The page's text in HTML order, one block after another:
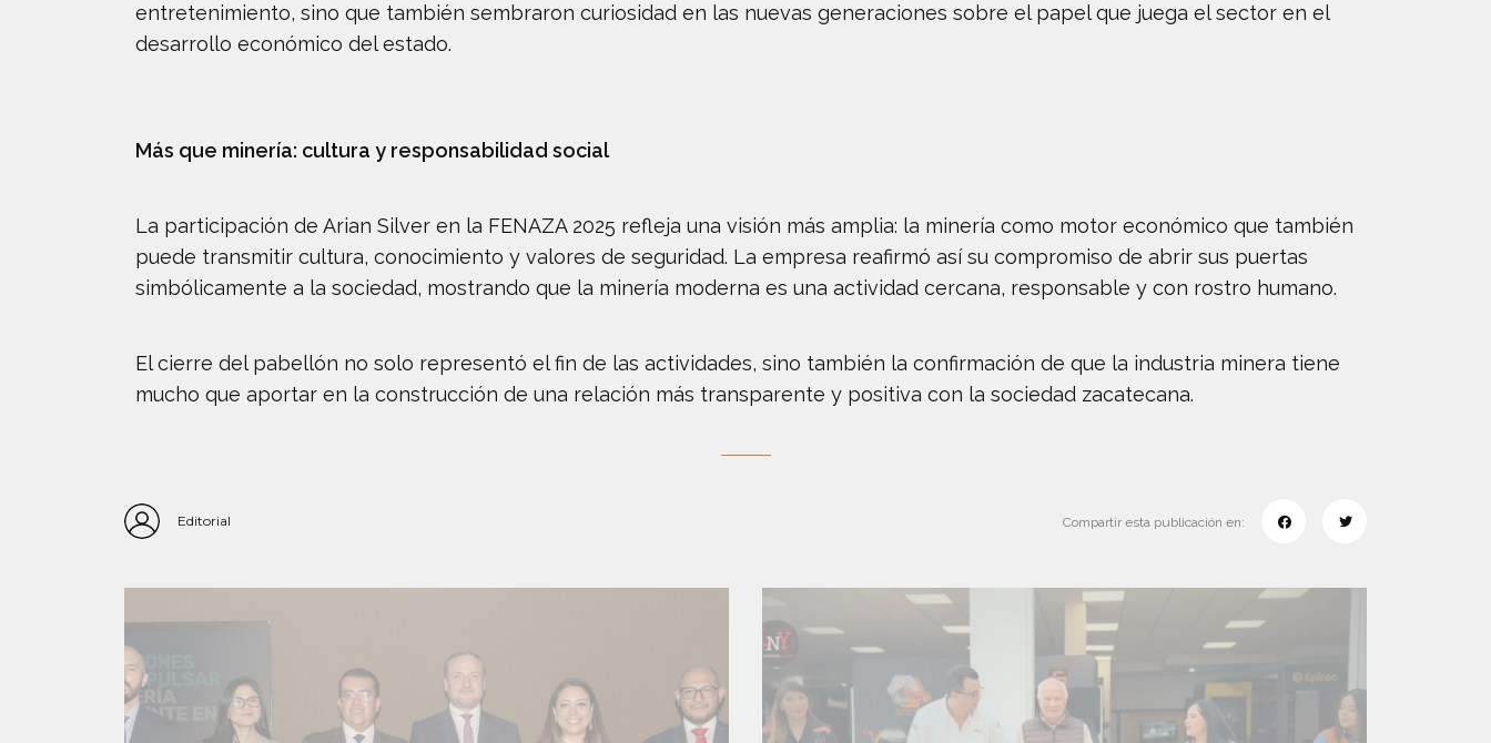
entretenimiento, sino que también sembraron curiosidad en las nuevas generaciones sobre el papel que juega el sector en el
desarrollo económico del estado.
Más que minería: cultura y responsabilidad social
La participación de Arian Silver en la FENAZA 2025 refleja una visión más amplia: la minería como motor económico que también
puede transmitir cultura, conocimiento y valores de seguridad. La empresa reafirmó así su compromiso de abrir sus puertas
simbólicamente a la sociedad, mostrando que la minería moderna es una actividad cercana, responsable y con rostro humano.
El cierre del pabellón no solo representó el fin de las actividades, sino también la confirmación de que la industria minera tiene
mucho que aportar en la construcción de una relación más transparente y positiva con la sociedad zacatecana.
Editorial Compartir esta publicación en: